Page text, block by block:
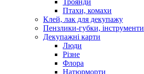
Птахи, комахи
Клей, лак для декупажу
Пензлики-губки, інструменти
Декупажні карти
Люди
Різне
Флора
Натюрморти